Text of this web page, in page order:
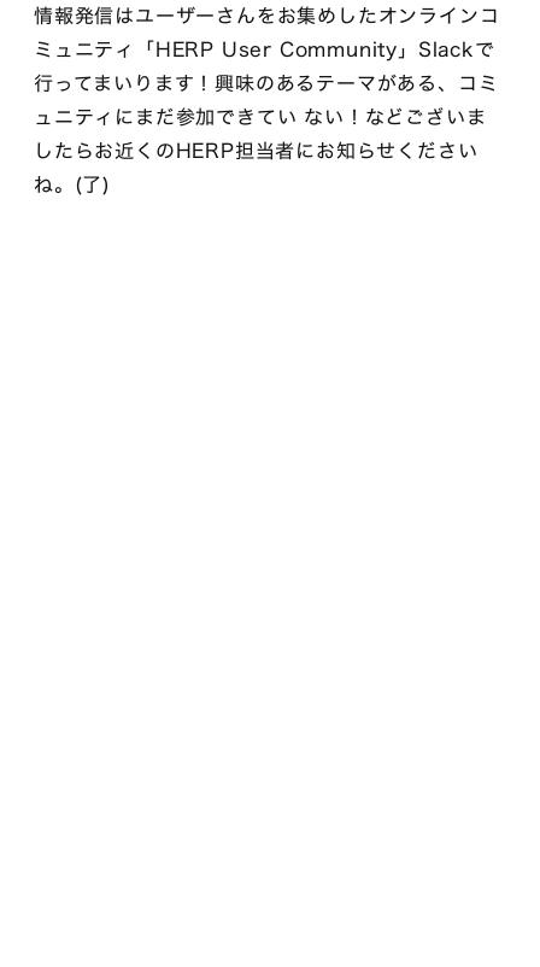
情報発信はユーザーさんをお集めしたオンラインコ
ミュニティ「HERP User Community」Slackで
行ってまいります！興味のあるテーマがある、コミ
ュニティにまだ参加できてい ない！などございま
したらお近くのHERP担当者にお知らせください
ね。(了)